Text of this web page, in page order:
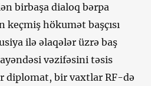
birbaşa dialoq bərpa
keçmiş hökumət başçısı
ilə əlaqələr üzrə baş
vəzifəsini təsis
diplomat, bir vaxtlar RF-də